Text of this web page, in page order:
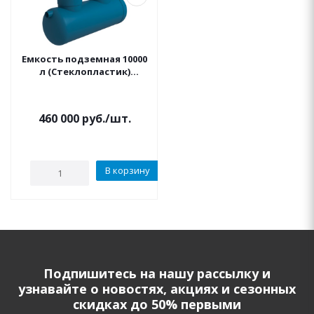
Емкость подземная 10000
л (Стеклопластик)
460 000руб./шт.
В корзину
Подпишитесь на нашу рассылку и
узнавайте о новостях, акциях и сезонных
скидках до 50% первыми